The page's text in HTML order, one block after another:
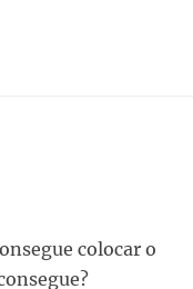
colocar o